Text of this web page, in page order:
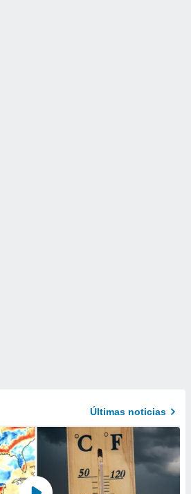
Últimas noticias